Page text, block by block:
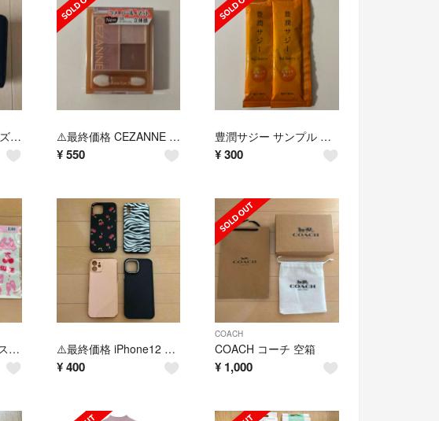
⚠️最終価格 チャールズアンドキース 財布 ⚠️最終価格 CEZANNE セザンヌ アイシャドウ
¥ 550
豊潤サジー サンプル お試し
¥300
AMUSE ウォニョン ステッカー ⚠️最終価格 iPhone12 スマホケース
¥ 400
COACH
COACH コーチ 空箱
¥ 1,000